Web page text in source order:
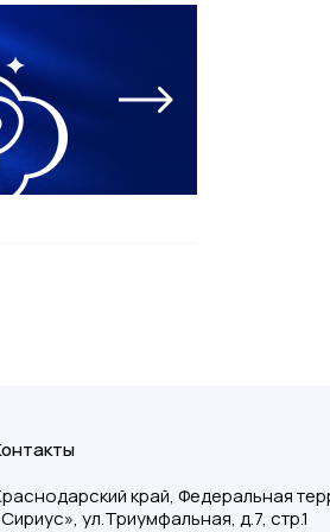
край, Федеральная
ул.Триумфальная, д.7, стр.1